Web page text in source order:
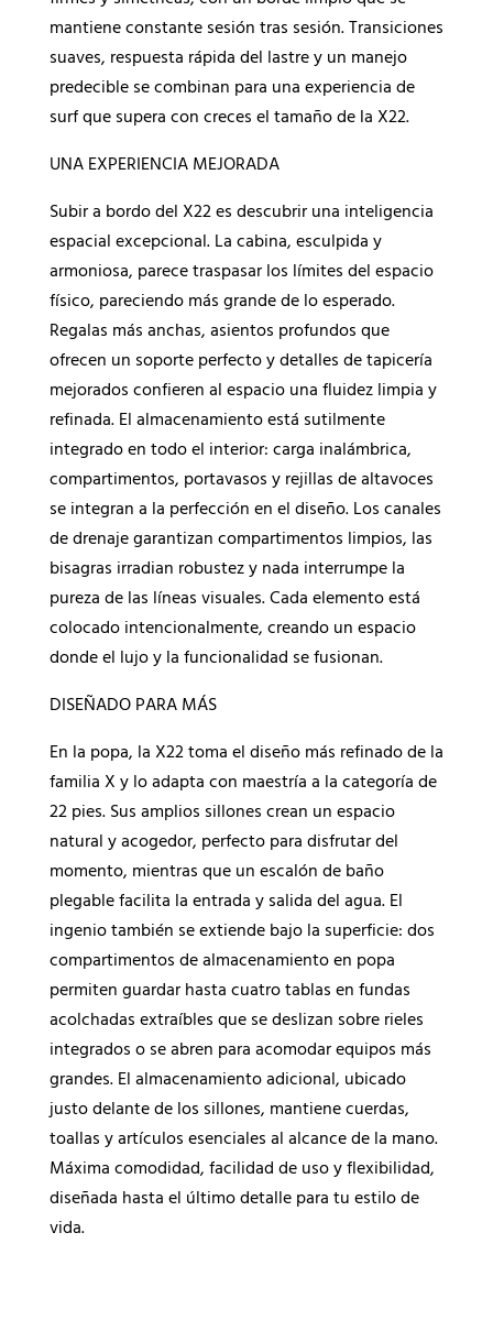
mantiene constante sesión tras sesión. Transiciones
suaves, respuesta rápida del lastre y un manejo
predecible se combinan para una experiencia de
surf que supera con creces el tamaño de la X22.
UNA EXPERIENCIA MEJORADA
Subir a bordo del X22 es descubrir una inteligencia
espacial excepcional. La cabina, esculpida y
armoniosa, parece traspasar los límites del espacio
físico, pareciendo más grande de lo esperado.
Regalas más anchas, asientos profundos que
ofrecen un soporte perfecto y detalles de tapicería
mejorados confieren al espacio una fluidez limpia y
refinada. El almacenamiento está sutilmente
integrado en todo el interior: carga inalámbrica,
compartimentos, portavasos y rejillas de altavoces
se integran a la perfección en el diseño. Los canales
de drenaje garantizan compartimentos limpios, las
bisagras irradian robustez y nada interrumpe la
pureza de las líneas visuales. Cada elemento está
colocado intencionalmente, creando un espacio
donde el lujo y la funcionalidad se fusionan.
DISEÑADO PARA MÁS
En la popa, la X22 toma el diseño más refinado de la
familia X y lo adapta con maestría a la categoría de
22 pies. Sus amplios sillones crean un espacio
natural y acogedor, perfecto para disfrutar del
momento, mientras que un escalón de baño
plegable facilita la entrada y salida del agua. El
ingenio también se extiende bajo la superficie: dos
compartimentos de almacenamiento en popa
permiten guardar hasta cuatro tablas en fundas
acolchadas extraíbles que se deslizan sobre rieles
integrados o se abren para acomodar equipos más
grandes. El almacenamiento adicional, ubicado
justo delante de los sillones, mantiene cuerdas,
toallas y artículos esenciales al alcance de la mano.
Máxima comodidad, facilidad de uso y flexibilidad,
diseñada hasta el último detalle para tu estilo de
vida.